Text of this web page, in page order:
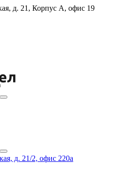
д. 21, Корпус А, офис 19
д. 21/2, офис 220а